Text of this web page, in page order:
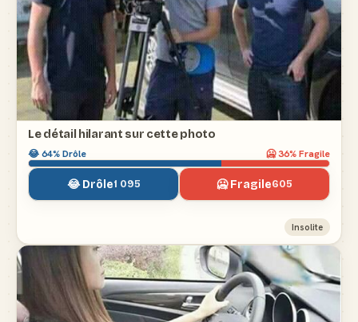
Le détail hilarant sur cette photo
😂64% Drôle 🥶36% Fragile
😂 Drôle1 095 🥶 Fragile605
Insolite